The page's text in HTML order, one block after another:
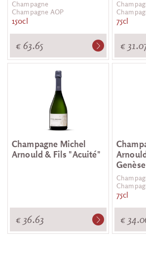
Champagne
Champagne AOP
150cl
€ 63.65
75cl
€
Champagne Michel
Arnould & Fils "Acuité"
€ 36.63
75cl
€